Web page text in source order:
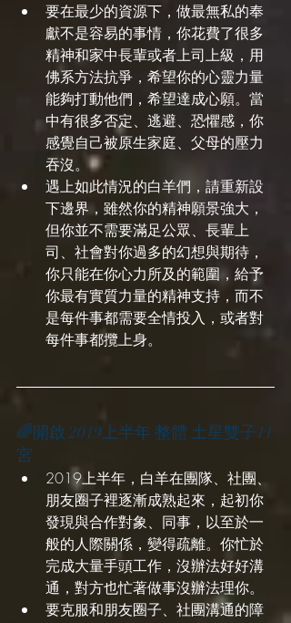
要在最少的資源下，做最無私的奉
獻不是容易的事情，你花費了很多
精神和家中長輩或者上司上級，用
佛系方法抗爭，希望你的心靈力量
能夠打動他們，希望達成心願。當
中有很多否定、逃避、恐懼感，你
感覺自己被原生家庭、父母的壓力
吞沒。
遇上如此情況的白羊們，請重新設
下邊界，雖然你的精神願景強大，
但你並不需要滿足公眾、長輩上
司、社會對你過多的幻想與期待，
你只能在你心力所及的範圍，給予
你最有實質力量的精神支持，而不
是每件事都需要全情投入，或者對
每件事都攬上身。
🌈開啟 2019上半年 整體 土星雙子11
宮
2019上半年，白羊在團隊、社團、
朋友圈子裡逐漸成熟起來，起初你
發現與合作對象、同事，以至於一
般的人際關係，變得疏離。你忙於
完成大量手頭工作，沒辦法好好溝
通，對方也忙著做事沒辦法理你。
要克服和朋友圈子、社團溝通的障